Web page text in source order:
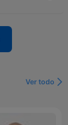
Ver todo